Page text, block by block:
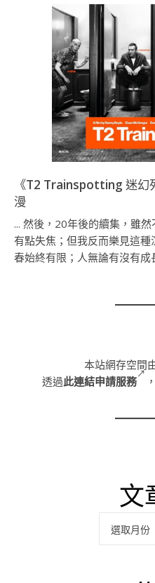
《T2 Trainspotting 迷幻
漫
... 然後，20年後的續集，雖
有點失焦；但我反而樂見這
春始終有限；人無論有沒有成
本站網存空間
透過此連結申請服務
文